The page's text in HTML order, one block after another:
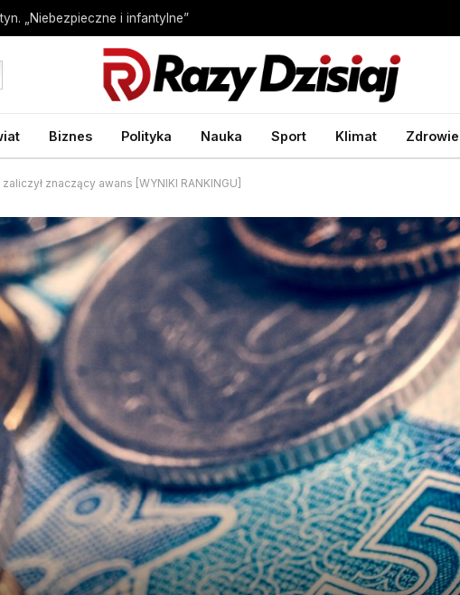
„Niebezpieczne i infantylne”
Biznes Polityka Nauka Sport Klimat Zdrowie
znaczący awans [WYNIKI RANKINGU]